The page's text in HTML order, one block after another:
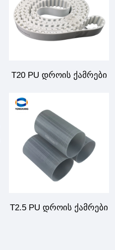
T20 PU დროის ქამრები
T2.5 PU დროის ქამრები